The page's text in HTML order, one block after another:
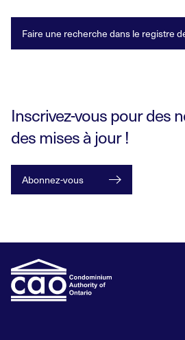
Inscrivez-vous pour des
des mises à jour !
Abonnez-vous